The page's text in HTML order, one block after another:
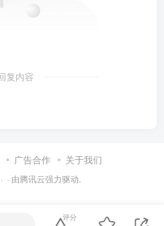
复内容
广告合作 关于我们
· 由腾讯云强力驱动.
评分